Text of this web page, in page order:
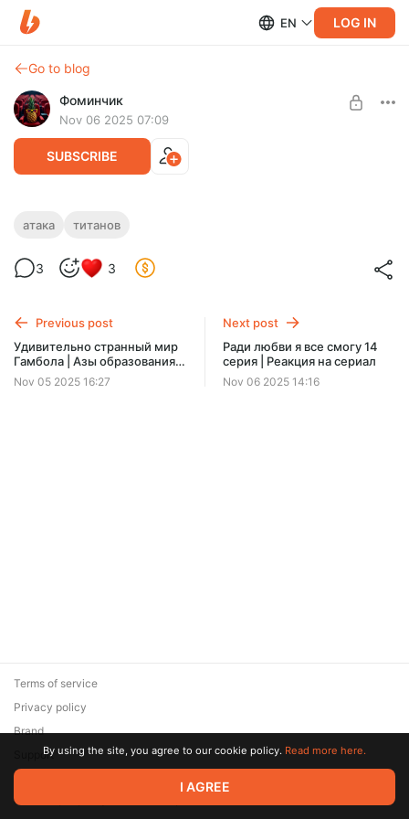
EN LOG IN
Go to blog
Фоминчик
Nov 06 2025 07:09
SUBSCRIBE
Титанская Аката: Выбор без сожалений
Кто такой Леви и с чем его едят?!
$1.96 $1.57 per month -20%
Discount applies to the first month only.
атака титанов
3 3
Previous post
Удивительно странный мир
Гамбола | Азы образования
(серия целиком) | Фан-
дубляж фан-эпизода
Nov 05 2025 16:27
Next post
Ради любви я все смогу 14
серия | Реакция на сериал
Nov 06 2025 14:16
© 2026 Zaya Solutions Limited. All rights reserved. All trademarks
are the property of their respective owners.
Terms of service
Privacy policy
Brand
SupportBy using the site, you agree to our cookie policy. Read more here.
I AGREE